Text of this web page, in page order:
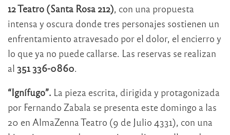
12 Teatro (Santa Rosa 212), con una propuesta
intensa y oscura donde tres personajes sostienen un
enfrentamiento atravesado por el dolor, el encierro y
lo que ya no puede callarse. Las reservas se realizan
al 351 336-0860.
“Ignífugo”. La pieza escrita, dirigida y protagonizada
por Fernando Zabala se presenta este domingo a las
20 en AlmaZenna Teatro (9 de Julio 4331), con una